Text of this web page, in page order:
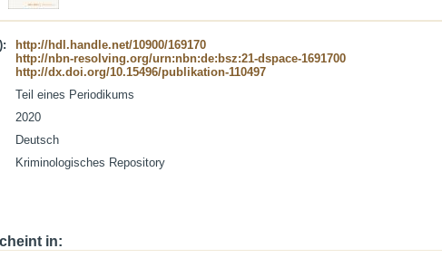
http://hdl.handle.net/10900/169170
http://nbn-resolving.org/urn:nbn:de:bsz:21-dspace-1691700
http://dx.doi.org/10.15496/publikation-110497
Teil eines Periodikums
2020
Deutsch
Kriminologisches Repository
in: